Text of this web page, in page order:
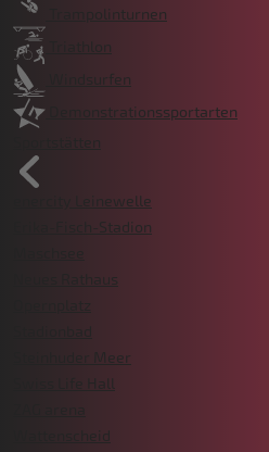
Trampolinturnen
Triathlon
Windsurfen
Demonstrationssportarten
Sportstätten
enercity Leinewelle
Erika-Fisch-Stadion
Neues Rathaus
Steinhuder Meer
Swiss Life Hall
Wattenscheid